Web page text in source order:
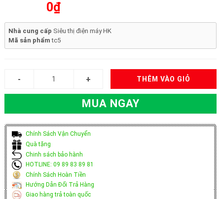
0₫
Nhà cung cấp Siêu thị điện máy HK
Mã sản phẩmtc5
THÊM VÀO GIỎ
MUA NGAY
Chính Sách Vận Chuyển
Quà tặng
Chinh sách bảo hành
HOTLINE: 09 89 83 89 81
Chính Sách Hoàn Tiền
Hướng Dẫn Đổi Trả Hàng
Giao hàng trả toàn quốc